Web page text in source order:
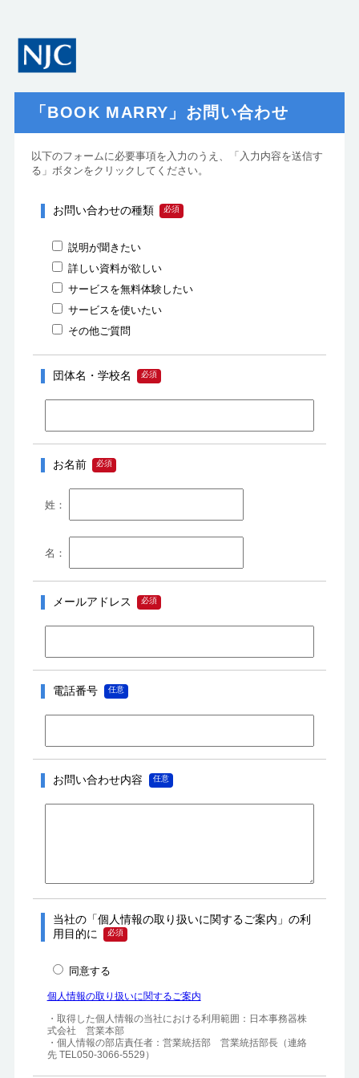
「BOOK MARRY」お問い合わせ
以下のフォームに必要事項を入力のうえ、「入力内容を送信す
る」ボタンをクリックしてください。
お問い合わせの種類
説明が聞きたい
詳しい資料が欲しい
サービスを無料体験したい
サービスを使いたい
その他ご質問
団体名・学校名
お名前
メールアドレス
電話番号
お問い合わせ内容
当社の「個人情報の取り扱いに関するご案内」の利
用目的に
同意する
個人情報の取り扱いに関するご案内
・取得した個人情報の当社における利用範囲：日本事務器株
式会社　営業本部
・個人情報の部店責任者：営業統括部　営業統括部長（連絡
先 TEL050-3066-5529）